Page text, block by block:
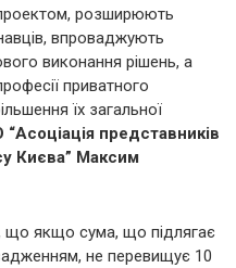
розширюють
впроваджують
виконання рішень, а
приватного
їх загальної
“Асоціація представників
Києва” Максим
що якщо сума, що підлягає
не перевищує 10